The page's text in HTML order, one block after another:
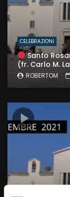
CELEBRAZIONI
Santo
(fr. Carlo M.
ROBERTOM